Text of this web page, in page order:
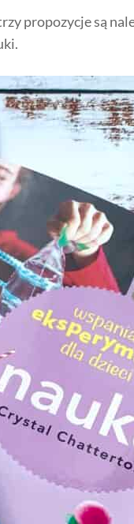
propozycje są